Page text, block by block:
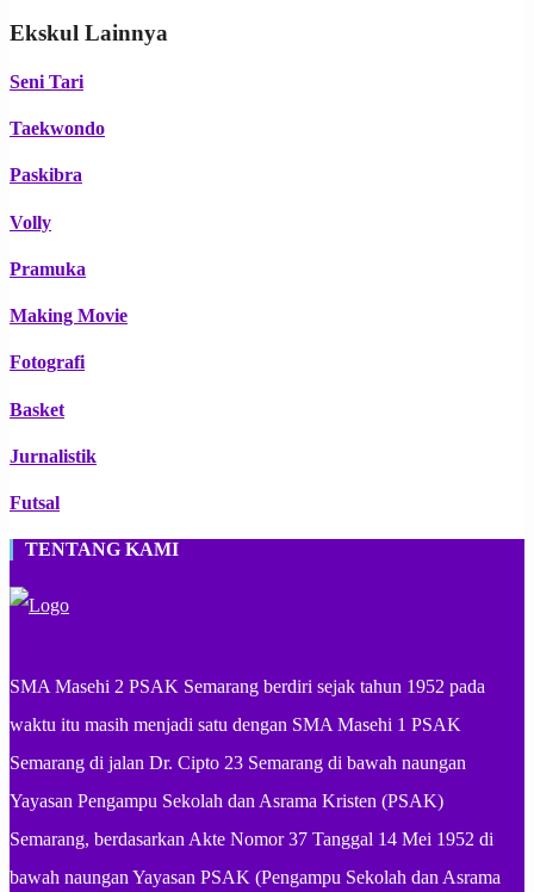
Ekskul Lainnya
Seni Tari
Taekwondo
Paskibra
Volly
Pramuka
Making Movie
Fotografi
Basket
Jurnalistik
Futsal
TENTANG KAMI
SMA Masehi 2 PSAK Semarang berdiri sejak tahun 1952 pada
waktu itu masih menjadi satu dengan SMA Masehi 1 PSAK
Semarang di jalan Dr. Cipto 23 Semarang di bawah naungan
Yayasan Pengampu Sekolah dan Asrama Kristen (PSAK)
Semarang, berdasarkan Akte Nomor 37 Tanggal 14 Mei 1952 di
bawah naungan Yayasan PSAK (Pengampu Sekolah dan Asrama